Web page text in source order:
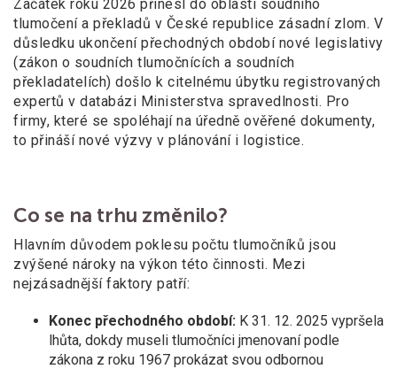
Začátek roku 2026 přinesl do oblasti soudního
tlumočení a překladů v České republice zásadní zlom. V
důsledku ukončení přechodných období nové legislativy
(zákon o soudních tlumočnících a soudních
překladatelích) došlo k citelnému úbytku registrovaných
expertů v databázi Ministerstva spravedlnosti. Pro
firmy, které se spoléhají na úředně ověřené dokumenty,
to přináší nové výzvy v plánování i logistice.
Co se na trhu změnilo?
Hlavním důvodem poklesu počtu tlumočníků jsou
zvýšené nároky na výkon této činnosti. Mezi
nejzásadnější faktory patří:
Konec přechodného období: K 31. 12. 2025 vypršela
lhůta, dokdy museli tlumočníci jmenovaní podle
zákona z roku 1967 prokázat svou odbornou